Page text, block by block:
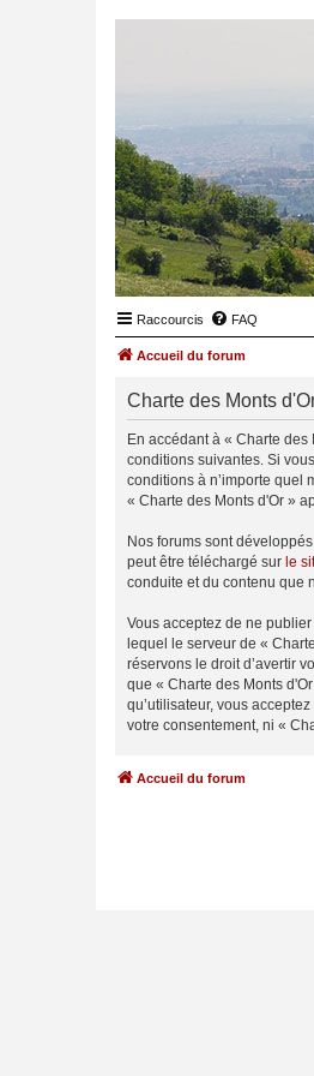
Raccourcis FAQ
Accueil du forum
Charte des Monts
En accédant à « Charte
conditions suivantes. Si
conditions à n’importe quel
« Charte des Monts d'Or »
Nos forums sont
peut être téléchargé sur le
conduite et du contenu que
Vous acceptez de ne
lequel le serveur de «
réservons le droit d’avertir
que « Charte des Monts
qu’utilisateur, vous
votre consentement, ni «
Accueil du forum